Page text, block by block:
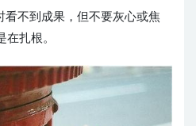
看不到成果，但不要灰心或焦
在扎根。